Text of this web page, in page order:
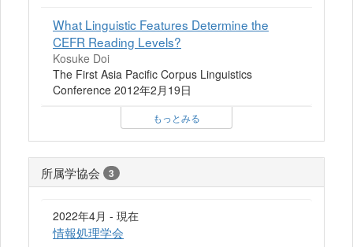
What Linguistic Features Determine the
CEFR Reading Levels?
Kosuke Doi
The First Asia Pacific Corpus Linguistics
Conference 2012年2月19日
もっとみる
所属学協会 3
2022年4月 - 現在
情報処理学会